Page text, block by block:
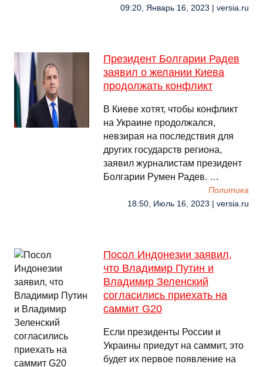
09:20, Январь 16, 2023 | versia.ru
Президент Болгарии Радев
заявил о желании Киева
продолжать конфликт
В Киеве хотят, чтобы конфликт
на Украине продолжался,
невзирая на последствия для
других государств региона,
заявил журналистам президент
Болгарии Румен Радев. …
Политика
18:50, Июль 16, 2023 | versia.ru
Посол Индонезии заявил,
что Владимир Путин и
Владимир Зеленский
согласились приехать на
саммит G20
Если президенты России и
Украины приедут на саммит, это
будет их первое появление на